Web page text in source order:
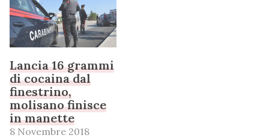
Lancia 16 grammi
di cocaina dal
finestrino,
molisano finisce
in manette
8 Novembre 2018